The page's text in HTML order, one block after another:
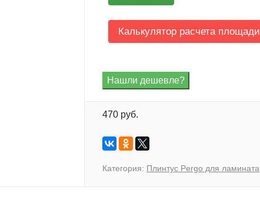
Калькулятор расчета площади
470 руб.
Категория: Плинтус Pergo для ламината